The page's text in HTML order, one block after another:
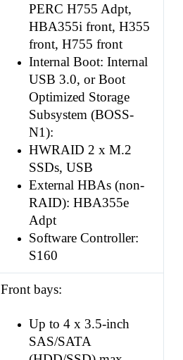
PERC H755 Adpt,
HBA355i front, H355
front, H755 front
Internal Boot: Internal
USB 3.0, or Boot
Optimized Storage
Subsystem (BOSS-
N1):
HWRAID 2 x M.2
SSDs, USB
External HBAs (non-
RAID): HBA355e
Adpt
Software Controller:
S160
Front bays:
Up to 4 x 3.5-inch
SAS/SATA